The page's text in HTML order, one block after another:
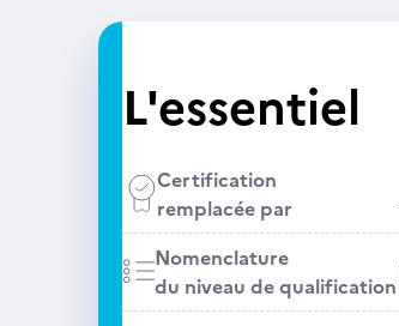
L'essentiel
Certification
remplacée par
Nomenclature
du niveau de qualification